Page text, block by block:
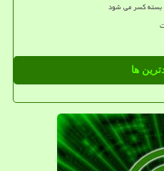
بسته کسر می شود
ها